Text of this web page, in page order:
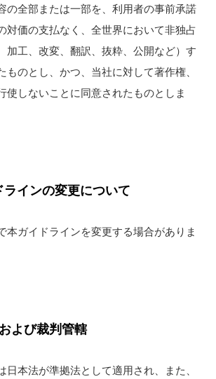
の全部または一部を、利用者の事前承諾
対価の支払なく、全世界において非独占
加工、改変、翻訳、抜粋、公開など）す
ものとし、かつ、当社に対して著作権、
使しないことに同意されたものとしま
ラインの変更について
本ガイドラインを変更する場合がありま
よび裁判管轄
日本法が準拠法として適用され、また、